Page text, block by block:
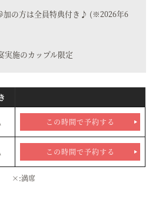
加の方は全員特典付き♪ (※2026年6
実施のカップル限定
この時間で予約する
この時間で予約する
× 満席